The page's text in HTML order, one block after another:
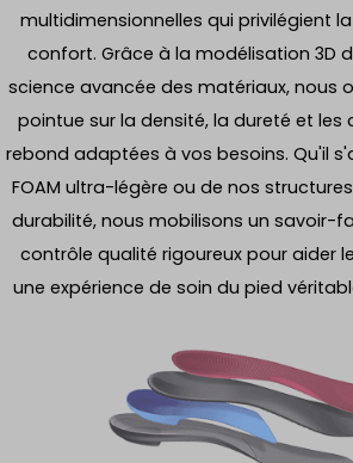
multidimensionnelles qui privilégient
confort. Grâce à la modélisation 3D
science avancée des matériaux, nous
pointue sur la densité, la dureté et les
rebond adaptées à vos besoins. Qu'il
FOAM ultra-légère ou de nos
durabilité, nous mobilisons un savoir-
contrôle qualité rigoureux pour aider
une expérience de soin du pied